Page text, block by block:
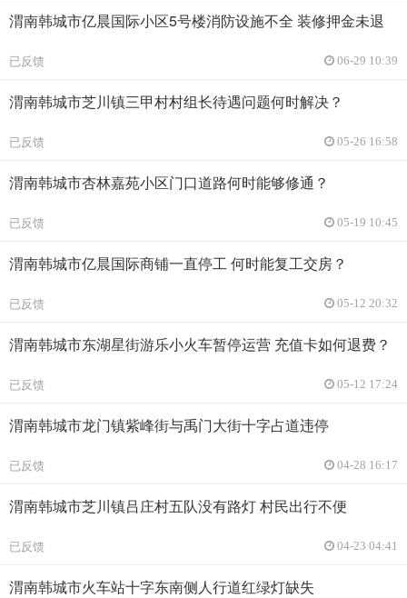
渭南韩城市亿晨国际小区5号楼消防设施不全 装修押金未退
已反馈 06-29 10:39
渭南韩城市芝川镇三甲村村组长待遇问题何时解决？
已反馈 05-26 16:58
渭南韩城市杏林嘉苑小区门口道路何时能够修通？
已反馈 05-19 10:45
渭南韩城市亿晨国际商铺一直停工 何时能复工交房？
已反馈 05-12 20:32
渭南韩城市东湖星街游乐小火车暂停运营 充值卡如何退费？
已反馈 05-12 17:24
渭南韩城市龙门镇紫峰街与禹门大街十字占道违停
已反馈 04-28 16:17
渭南韩城市芝川镇吕庄村五队没有路灯 村民出行不便
已反馈 04-23 04:41
渭南韩城市火车站十字东南侧人行道红绿灯缺失